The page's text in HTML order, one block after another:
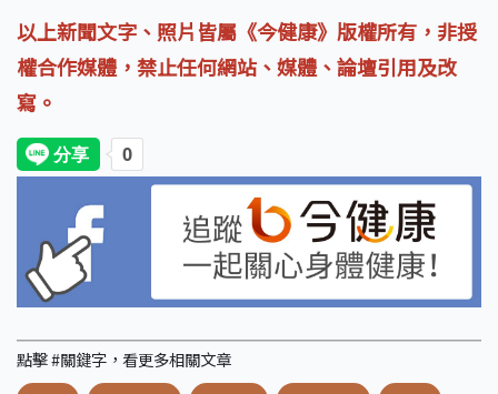
以上新聞文字、照片皆屬《今健康》版權所有，非授
權合作媒體，禁止任何網站、媒體、論壇引用及改
寫。
點擊 #關鍵字，看更多相關文章